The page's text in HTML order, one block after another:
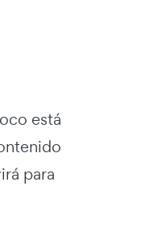
está
para